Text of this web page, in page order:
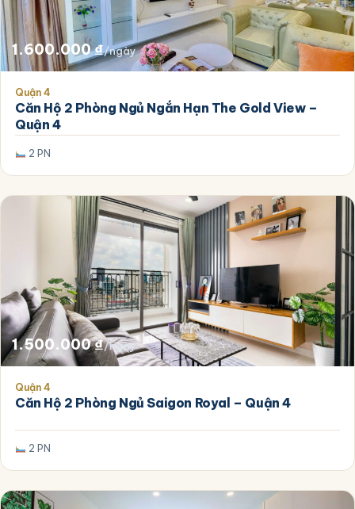
1.600.000₫/ngày
Quận 4
Căn Hộ 2 Phòng Ngủ Ngắn Hạn The Gold View –
Quận 4
2 PN
1.500.000₫/ngày
Quận 4
Căn Hộ 2 Phòng Ngủ Saigon Royal – Quận 4
2 PN